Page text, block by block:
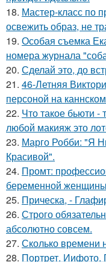
18. Мастер-класс по
освежить образ, не
19. Особая съемка
номера журнала
20. Сделай это, до
21. 46-Летняя
персоной на
22. Что такое бьюти -
любой макияж это
23. Марго Робби: "Я
Красивой".
24. Промт:
беременной женщины
25. Прическа, -
26. Строго
абсолютно совсем.
27. Сколько времени
28. Портрет. Иифото.